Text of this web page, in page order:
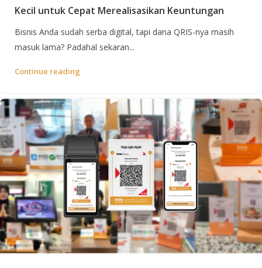
Kecil untuk Cepat Merealisasikan Keuntungan
Bisnis Anda sudah serba digital, tapi dana QRIS-nya masih
masuk lama? Padahal sekaran...
Continue reading